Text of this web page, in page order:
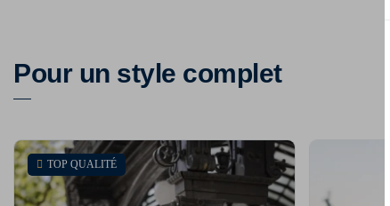
Pour un style complet
TOP QUALITÉ